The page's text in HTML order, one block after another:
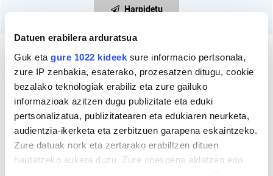
Datuen erabilera arduratsua
Guk eta gure 1022 kideek sure informacio pertsonala,
zure IP zenbakia, esaterako, prozesatzen ditugu, cookie
bezalako teknologiak erabiliz eta zure gailuko
informazioak azitzen dugu publizitate eta eduki
pertsonalizatua, publizitatearen eta edukiaren neurketa,
audientzia-ikerketa eta zerbitzuen garapena eskaintzeko.
Zure datuak nork eta zertarako erabiltzen dituen
hautatzeko aukera duzu. Zure onespena aldatzen edo
Harpidetu